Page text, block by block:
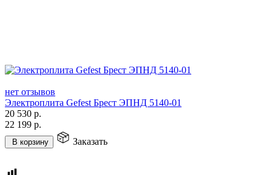
нет отзывов
Электроплита Gefest Брест ЭПНД 5140-01
20 530 р.
22 199 р.
В корзину Заказать